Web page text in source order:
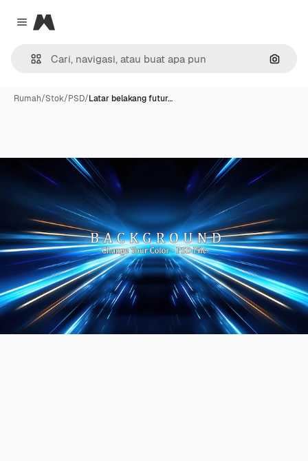
Close menu
Magnific
Rumah/Stok/PSD/Latar belakang futur…